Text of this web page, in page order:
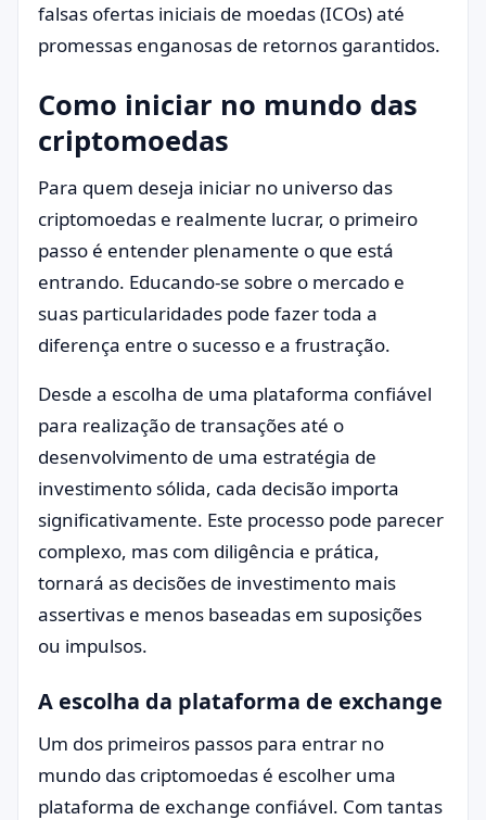
falsas ofertas iniciais de moedas (ICOs) até
promessas enganosas de retornos garantidos.
Como iniciar no mundo das
criptomoedas
Para quem deseja iniciar no universo das
criptomoedas e realmente lucrar, o primeiro
passo é entender plenamente o que está
entrando. Educando-se sobre o mercado e
suas particularidades pode fazer toda a
diferença entre o sucesso e a frustração.
Desde a escolha de uma plataforma confiável
para realização de transações até o
desenvolvimento de uma estratégia de
investimento sólida, cada decisão importa
significativamente. Este processo pode parecer
complexo, mas com diligência e prática,
tornará as decisões de investimento mais
assertivas e menos baseadas em suposições
ou impulsos.
A escolha da plataforma de exchange
Um dos primeiros passos para entrar no
mundo das criptomoedas é escolher uma
plataforma de exchange confiável. Com tantas